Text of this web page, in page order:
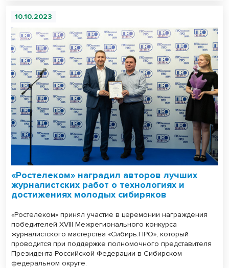
10.10.2023
«Ростелеком» наградил авторов лучших
журналистских работ о технологиях и
достижениях молодых сибиряков
«Ростелеком» принял участие в церемонии награждения
победителей XVIII Межрегионального конкурса
журналистского мастерства «Сибирь.ПРО», который
проводится при поддержке полномочного представителя
Президента Российской Федерации в Сибирском
федеральном округе.